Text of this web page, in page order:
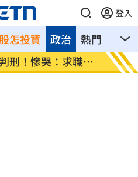
登入
怎投資 熱門 影音
政治
刑！慘哭：求職碰
新／